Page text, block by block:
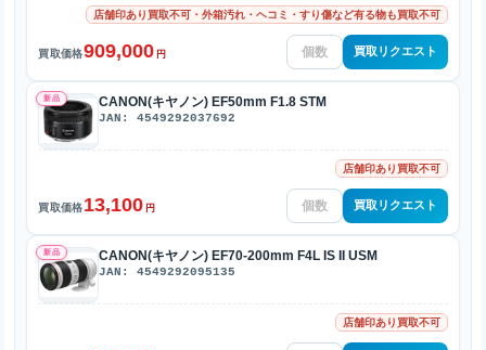
店舗印あり買取不可・外箱汚れ・ヘコミ・すり傷など有る物も買取不可
買取価格909,000 円 買取リクエスト
新品 CANON(キヤノン) EF50mm F1.8 STM
JAN: 4549292037692
店舗印あり買取不可
買取価格13,100 円 買取リクエスト
新品 CANON(キヤノン) EF70-200mm F4L IS II USM
JAN: 4549292095135
店舗印あり買取不可